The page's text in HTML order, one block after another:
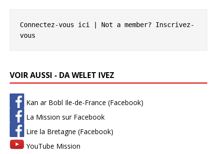
Connectez-vous ici | Not a member? Inscrivez-
vous
VOIR AUSSI - DA WELET IVEZ
Kan ar Bobl Ile-de-France (Facebook)
La Mission sur Facebook
Lire la Bretagne (Facebook)
YouTube Mission